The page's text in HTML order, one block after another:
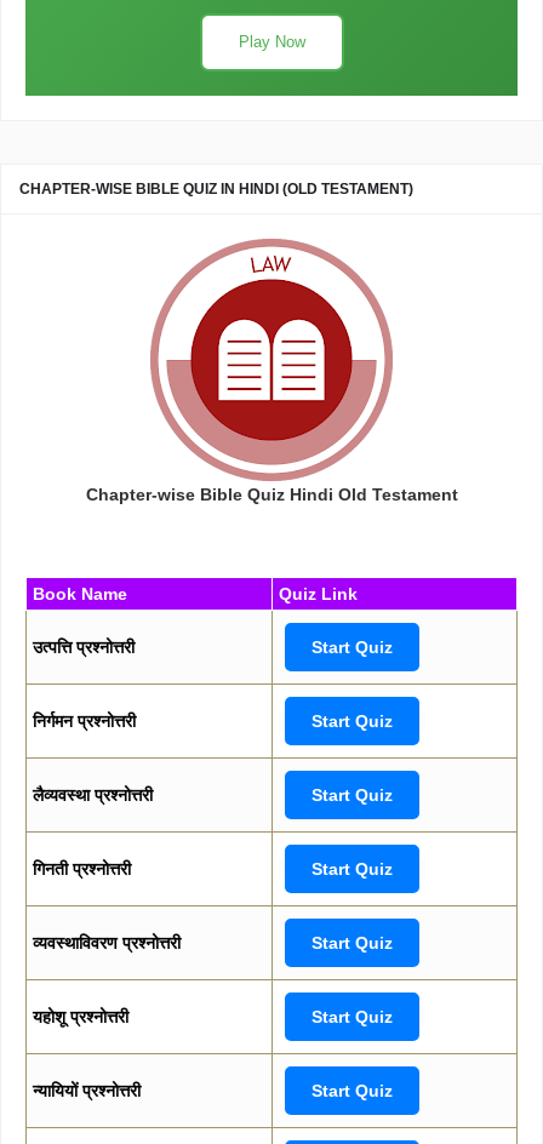
Play Now
CHAPTER-WISE BIBLE QUIZ IN HINDI (OLD TESTAMENT)
Chapter-wise Bible Quiz Hindi Old Testament
Book Name Quiz Link
उत्पत्ति प्रश्नोत्तरी Start Quiz
निर्गमन प्रश्नोत्तरी Start Quiz
लैव्यवस्था प्रश्नोत्तरी Start Quiz
गिनती प्रश्नोत्तरी Start Quiz
व्यवस्थाविवरण प्रश्नोत्तरी Start Quiz
यहोशू प्रश्नोत्तरी Start Quiz
न्यायियों प्रश्नोत्तरी Start Quiz